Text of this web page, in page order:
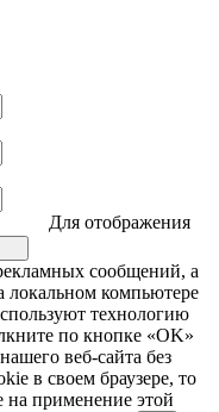
Для отображения
сообщений, а
локальном компьютере
технологию
по кнопке «OK»
веб-сайта без
в своем браузере, то
на применение этой